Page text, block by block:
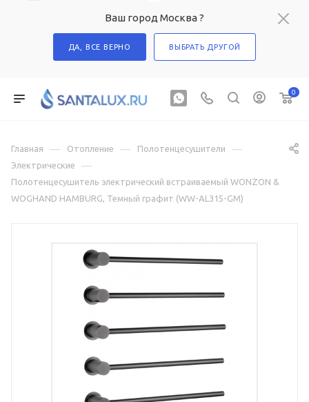
Ваш город Москва ?
ДА, ВСЕ ВЕРНО ВЫБРАТЬ ДРУГОЙ
0
Главная — Отопление — Полотенцесушители —
Электрические —
Полотенцесушитель электрический встраиваемый WONZON &
WOGHAND HAMBURG, Темный графит (WW-AL315-GM)